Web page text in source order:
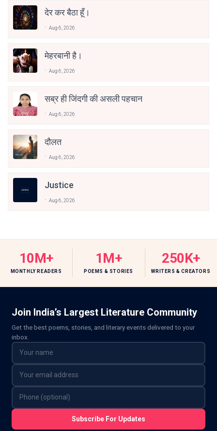
देर कर बैठा हूँ।
Aug 6, 2026
मेहरबानी है।
Aug 6, 2026
सब्र ही जिंदगी की असली पहचान
Aug 6, 2026
दौलत
Aug 6, 2026
Justice
Aug 6, 2026
10M+
MONTHLY READERS
1M+
POEMS & STORIES
250K+
WRITERS & CREATORS
Join India’s Largest Literature Community
Get the best poems, stories, and literary events delivered to your
inbox.
Subscribe For Updates